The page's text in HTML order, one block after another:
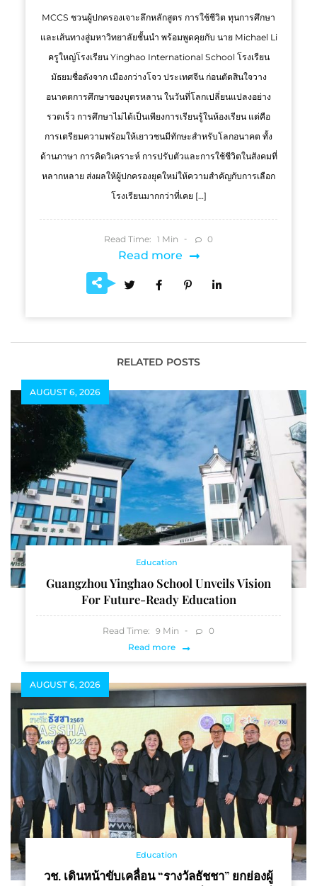
MCCS ชวนผู้ปกครองเจาะลึกหลักสูตร การใช้ชีวิต ทุนการศึกษา
และเส้นทางสู่มหาวิทยาลัยชั้นนำ พร้อมพูดคุยกับ นาย Michael Li
ครูใหญ่โรงเรียน Yinghao International School โรงเรียน
มัธยมชื่อดังจาก เมืองกว่างโจว ประเทศจีน ก่อนตัดสินใจวาง
อนาคตการศึกษาของบุตรหลาน ในวันที่โลกเปลี่ยนแปลงอย่าง
รวดเร็ว การศึกษาไม่ได้เป็นเพียงการเรียนรู้ในห้องเรียน แต่คือ
การเตรียมความพร้อมให้เยาวชนมีทักษะสำหรับโลกอนาคต ทั้ง
ด้านภาษา การคิดวิเคราะห์ การปรับตัวและการใช้ชีวิตในสังคมที่
หลากหลาย ส่งผลให้ผู้ปกครองยุคใหม่ให้ความสำคัญกับการเลือก
โรงเรียนมากกว่าที่เคย […]
Read Time: 1 Min 0
Read more
RELATED POSTS
AUGUST 6, 2026
Education
Guangzhou Yinghao School Unveils Vision
For Future-Ready Education
Read Time: 9 Min
0
Read more
AUGUST 6, 2026
Education
วช. เดินหน้าขับเคลื่อน “รางวัลธัชชา” ยกย่องผู้